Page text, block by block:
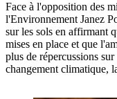
Face à l'opposition des
l'Environnement Janez
sur les sols en affirmant
mises en place et que
plus de répercussions
changement climatique,